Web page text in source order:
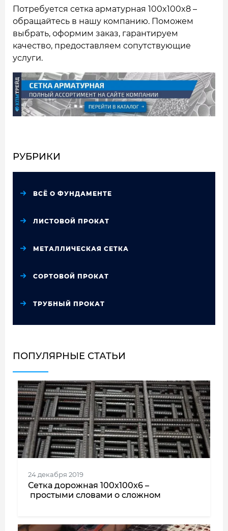
Потребуется сетка арматурная 100x100x8 –
обращайтесь в нашу компанию. Поможем
выбрать, оформим заказ, гарантируем
качество, предоставляем сопутствующие
услуги.
РУБРИКИ
ВСЁ О ФУНДАМЕНТЕ
ЛИСТОВОЙ ПРОКАТ
МЕТАЛЛИЧЕСКАЯ СЕТКА
СОРТОВОЙ ПРОКАТ
ТРУБНЫЙ ПРОКАТ
ПОПУЛЯРНЫЕ СТАТЬИ
24 декабря 2019
Сетка дорожная 100x100x6 –
простыми словами о сложном